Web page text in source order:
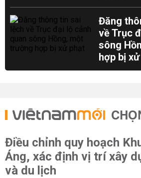
Đăng
về Trục
sông
hợp bị
Điều chỉnh quy hoạch
Áng, xác định vị trí xây
và du lịch